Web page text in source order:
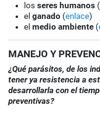
losseres humanos (
elganado (enlace)
el medio ambiente (
MANEJO Y
¿Qué parásitos, de los
tener ya resistencia a
desarrollarla con el
preventivas?